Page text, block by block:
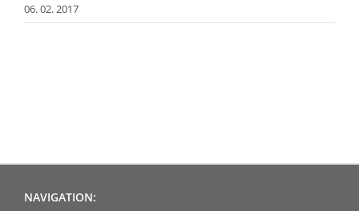
06. 02. 2017
NAVIGATION: